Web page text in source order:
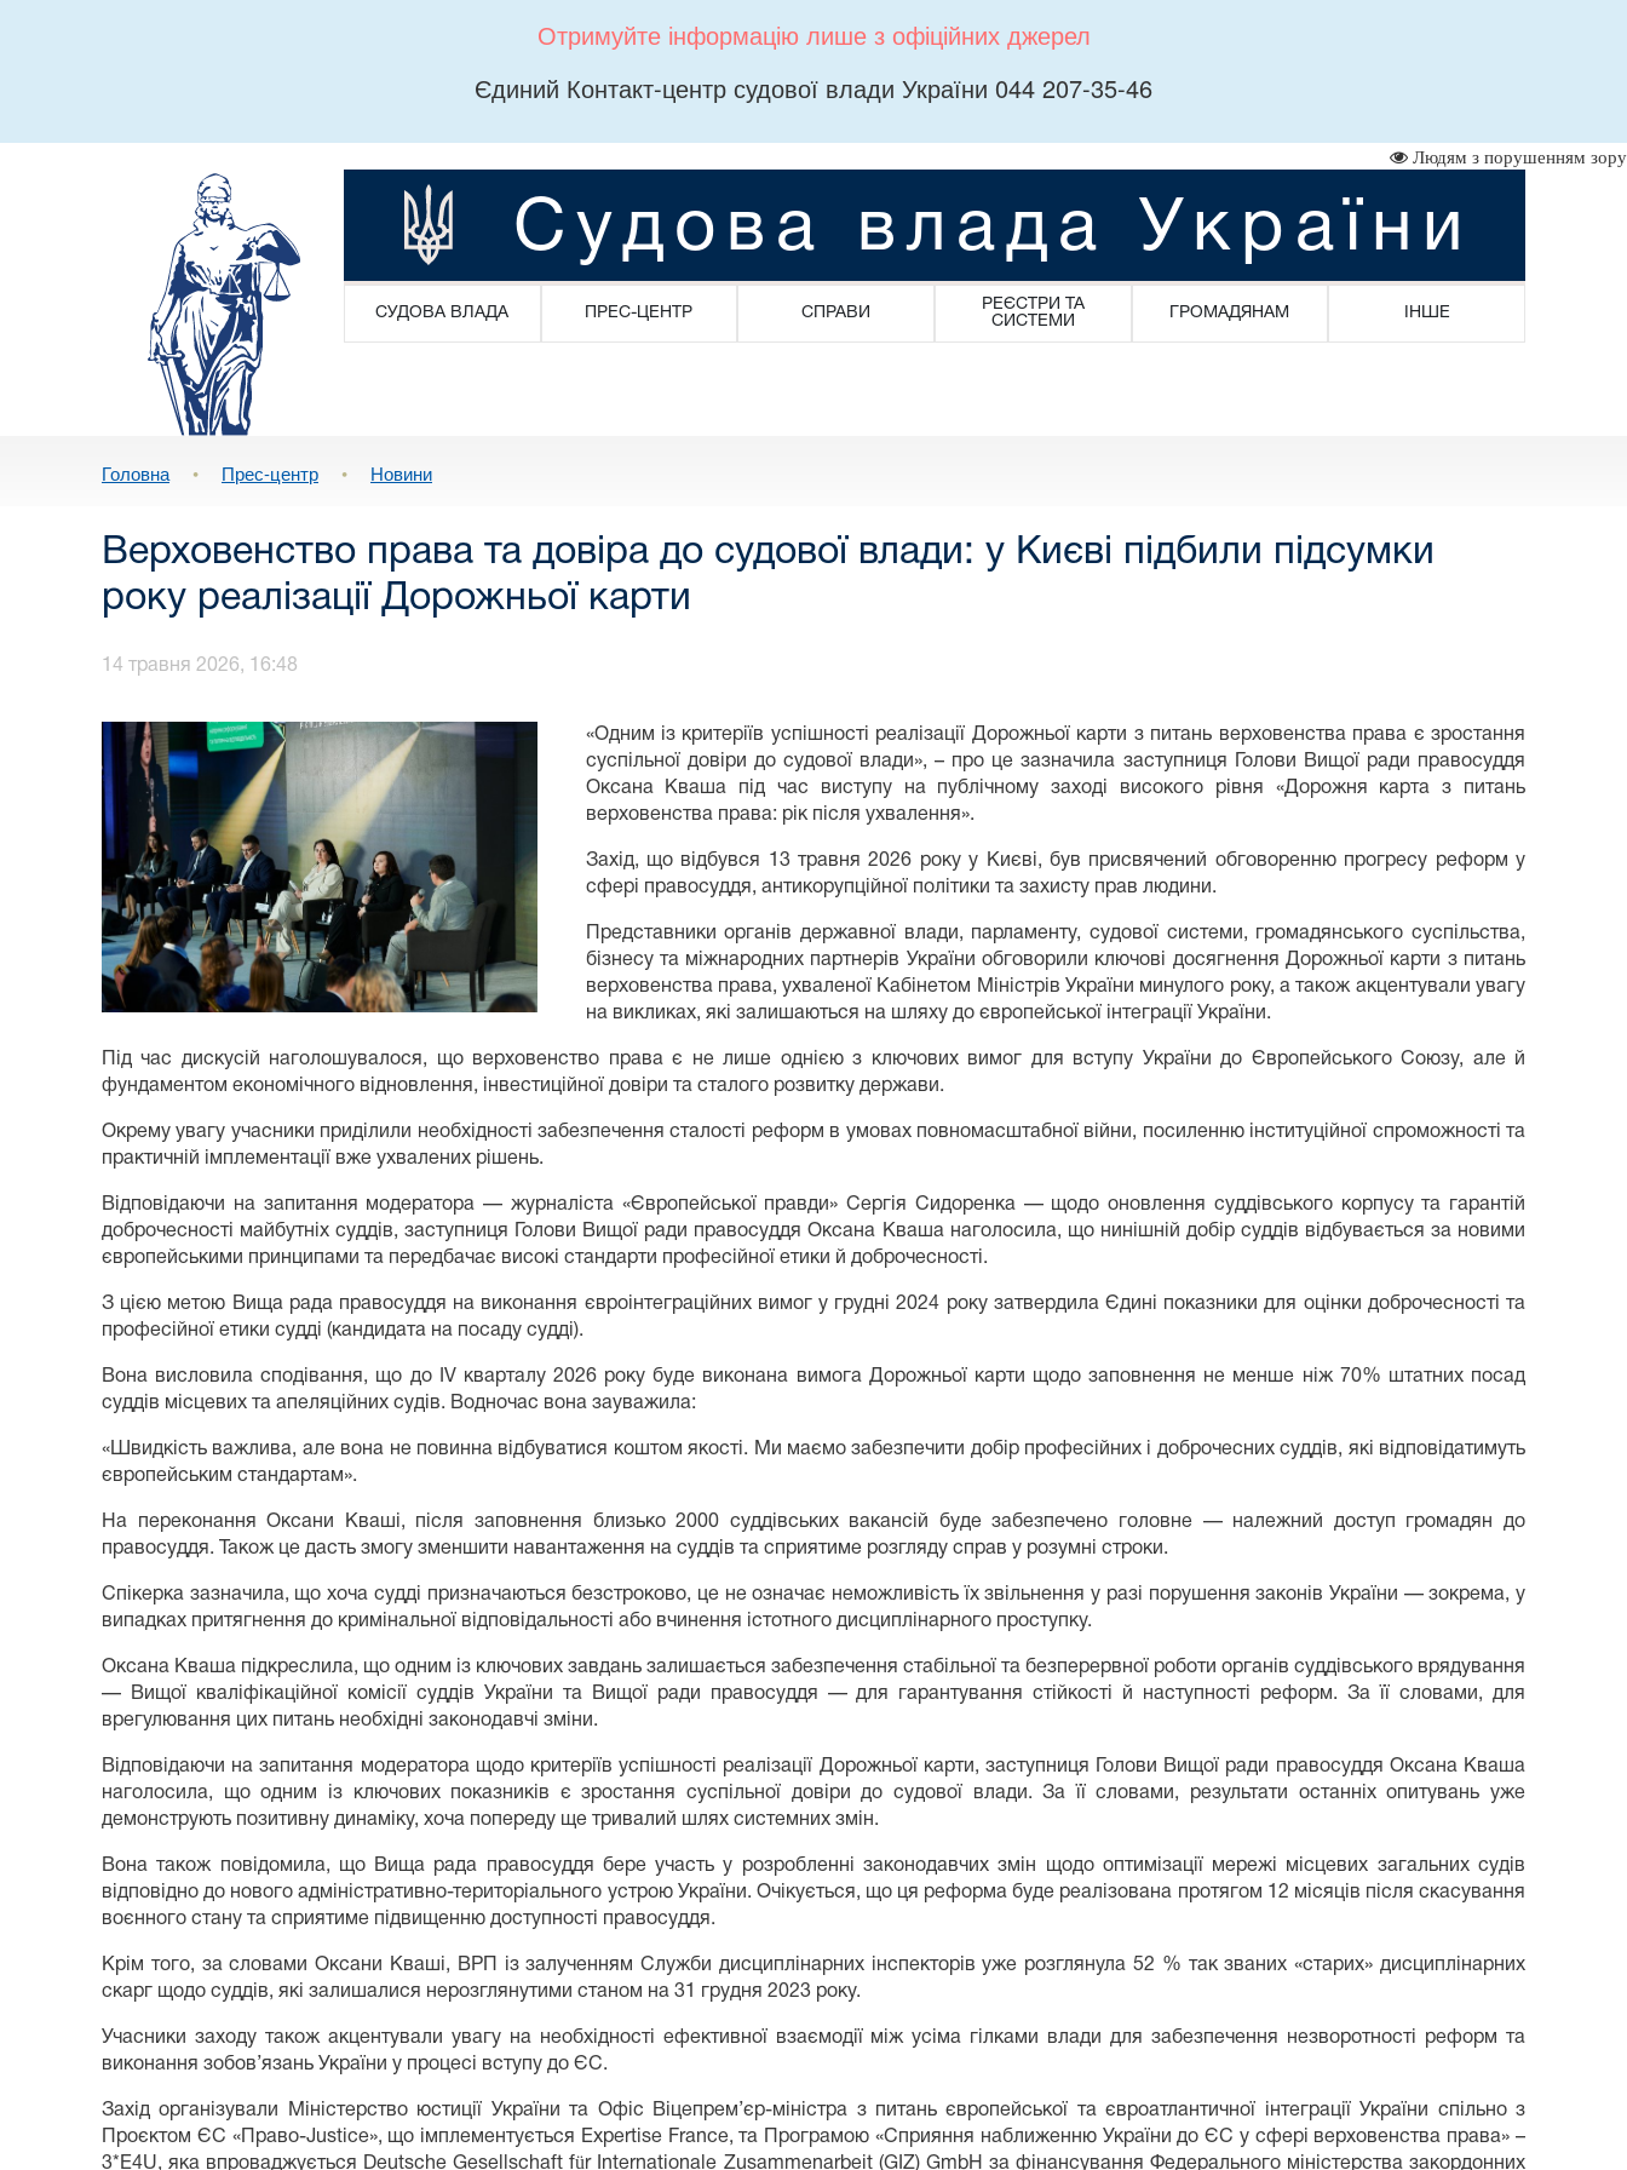
Отримуйте інформацію лише з офіційних джерел
Єдиний Контакт-центр судової влади України 044 207-35-46
Людям з порушенням зору
Судова влада України
СУДОВА ВЛАДА ПРЕС-ЦЕНТР СПРАВИ
РЕЄСТРИ ТА
СИСТЕМИ
ГРОМАДЯНАМ ІНШЕ
Головна • Прес-центр • Новини
Верховенство права та довіра до судової влади: у Києві підбили підсумки
року реалізації Дорожньої карти
14 травня 2026, 16:48
«Одним із критеріїв успішності реалізації Дорожньої карти з питань верховенства права є зростання
суспільної довіри до судової влади», – про це зазначила заступниця Голови Вищої ради правосуддя
Оксана Кваша під час виступу на публічному заході високого рівня «Дорожня карта з питань
верховенства права: рік після ухвалення».
Захід, що відбувся 13 травня 2026 року у Києві, був присвячений обговоренню прогресу реформ у
сфері правосуддя, антикорупційної політики та захисту прав людини.
Представники органів державної влади, парламенту, судової системи, громадянського суспільства,
бізнесу та міжнародних партнерів України обговорили ключові досягнення Дорожньої карти з питань
верховенства права, ухваленої Кабінетом Міністрів України минулого року, а також акцентували увагу
на викликах, які залишаються на шляху до європейської інтеграції України.
Під час дискусій наголошувалося, що верховенство права є не лише однією з ключових вимог для вступу України до Європейського Союзу, але й
фундаментом економічного відновлення, інвестиційної довіри та сталого розвитку держави.
Окрему увагу учасники приділили необхідності забезпечення сталості реформ в умовах повномасштабної війни, посиленню інституційної спроможності та
практичній імплементації вже ухвалених рішень.
Відповідаючи на запитання модератора — журналіста «Європейської правди» Сергія Сидоренка — щодо оновлення суддівського корпусу та гарантій
доброчесності майбутніх суддів, заступниця Голови Вищої ради правосуддя Оксана Кваша наголосила, що нинішній добір суддів відбувається за новими
європейськими принципами та передбачає високі стандарти професійної етики й доброчесності.
З цією метою Вища рада правосуддя на виконання євроінтеграційних вимог у грудні 2024 року затвердила Єдині показники для оцінки доброчесності та
професійної етики судді (кандидата на посаду судді).
Вона висловила сподівання, що до ІV кварталу 2026 року буде виконана вимога Дорожньої карти щодо заповнення не менше ніж 70% штатних посад
суддів місцевих та апеляційних судів. Водночас вона зауважила:
«Швидкість важлива, але вона не повинна відбуватися коштом якості. Ми маємо забезпечити добір професійних і доброчесних суддів, які відповідатимуть
європейським стандартам».
На переконання Оксани Кваші, після заповнення близько 2000 суддівських вакансій буде забезпечено головне — належний доступ громадян до
правосуддя. Також це дасть змогу зменшити навантаження на суддів та сприятиме розгляду справ у розумні строки.
Спікерка зазначила, що хоча судді призначаються безстроково, це не означає неможливість їх звільнення у разі порушення законів України — зокрема, у
випадках притягнення до кримінальної відповідальності або вчинення істотного дисциплінарного проступку.
Оксана Кваша підкреслила, що одним із ключових завдань залишається забезпечення стабільної та безперервної роботи органів суддівського врядування
— Вищої кваліфікаційної комісії суддів України та Вищої ради правосуддя — для гарантування стійкості й наступності реформ. За її словами, для
врегулювання цих питань необхідні законодавчі зміни.
Відповідаючи на запитання модератора щодо критеріїв успішності реалізації Дорожньої карти, заступниця Голови Вищої ради правосуддя Оксана Кваша
наголосила, що одним із ключових показників є зростання суспільної довіри до судової влади. За її словами, результати останніх опитувань уже
демонструють позитивну динаміку, хоча попереду ще тривалий шлях системних змін.
Вона також повідомила, що Вища рада правосуддя бере участь у розробленні законодавчих змін щодо оптимізації мережі місцевих загальних судів
відповідно до нового адміністративно-територіального устрою України. Очікується, що ця реформа буде реалізована протягом 12 місяців після скасування
воєнного стану та сприятиме підвищенню доступності правосуддя.
Крім того, за словами Оксани Кваші, ВРП із залученням Служби дисциплінарних інспекторів уже розглянула 52 % так званих «старих» дисциплінарних
скарг щодо суддів, які залишалися нерозглянутими станом на 31 грудня 2023 року.
Учасники заходу також акцентували увагу на необхідності ефективної взаємодії між усіма гілками влади для забезпечення незворотності реформ та
виконання зобов’язань України у процесі вступу до ЄС.
Захід організували Міністерство юстиції України та Офіс Віцепрем’єр-міністра з питань європейської та євроатлантичної інтеграції України спільно з
Проєктом ЄС «Право-Justice», що імплементується Expertise France, та Програмою «Сприяння наближенню України до ЄС у сфері верховенства права» –
3*E4U, яка впроваджується Deutsche Gesellschaft für Internationale Zusammenarbeit (GIZ) GmbH за фінансування Федерального міністерства закордонних